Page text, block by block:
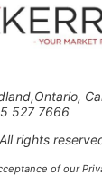
527 7666
rights
of our